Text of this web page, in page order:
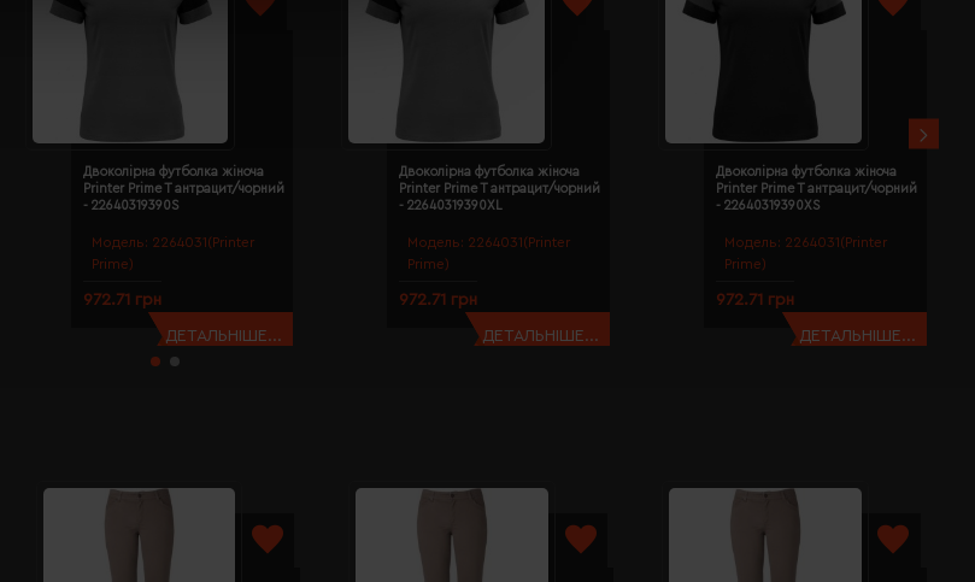
Модель: 2264031(Printer
Prime)
Двоколірна футболка жіноча
Printer Prime T антрацит/чорний
- 22640319390S
972.71 грн
ДЕТАЛЬНІШЕ...
Модель: 2264031(Printer
Prime)
Двоколірна футболка жіноча
Printer Prime T антрацит/чорний
- 22640319390XL
972.71 грн
ДЕТАЛЬНІШЕ...
Модель: 2264031(Printer
Prime)
Двоколірна футболка жіноча
Printer Prime T антрацит/чорний
- 22640319390XS
972.71 грн
ДЕТАЛЬНІШЕ...